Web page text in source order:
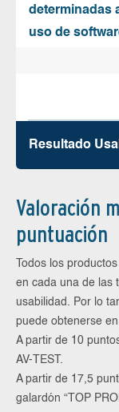
determinadas
uso de
Resultado
Valoración
puntuación
Todos los
en cada una de las
usabilidad. Por lo
puede obtenerse
A partir de 10
AV-TEST.
A partir de 17,5
galardón “TOP